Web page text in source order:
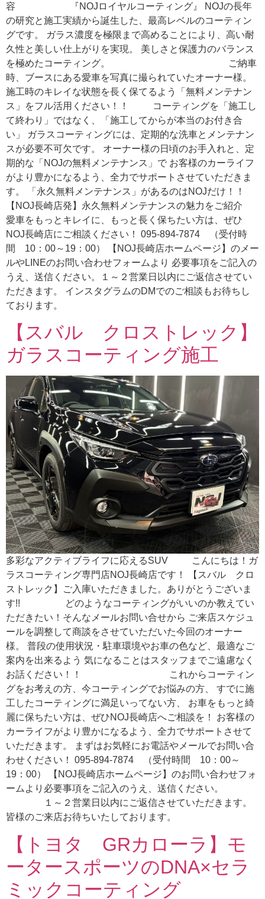
容 『NOJロイヤルコーティング』 NOJの長年
の研究と施工実績から誕生した、最高レベルのコーティン
グです。 ガラス濃度を極限まで高めることにより、高い耐
久性と美しい仕上がりを実現。 美しさと保護力のバランス
を極めたコーティング。 ご納車
時、ブースにある愛車を写真に撮られていたオーナー様。
施工時のキレイな状態を長く保てるよう「無料メンテナン
ス」をフル活用ください！！ コーティングを「施工し
て終わり」ではなく、「施工してからが本当のお付き合
い」 ガラスコーティングには、定期的な洗車とメンテナン
スが必要不可欠です。 オーナー様の日頃のお手入れと、定
期的な「NOJの無料メンテナンス」で お客様のカーライフ
がより豊かになるよう、全力でサポートさせていただきま
す。 「永久無料メンテナンス」があるのはNOJだけ！！
【NOJ長崎店発】永久無料メンテナンスの魅力をご紹介
愛車をもっとキレイに、もっと長く保ちたい方は、ぜひ
NOJ長崎店にご相談ください！ 095-894-7874 （受付時
間 10：00～19：00） 【NOJ長崎店ホームページ】のメー
ルやLINEのお問い合わせフォームより 必要事項をご記入の
うえ、送信ください。１～２営業日以内にご返信させてい
ただきます。 インスタグラムのDMでのご相談もお待ちし
ております。
【スバル クロストレック】
ガラスコーティング施工
多彩なアクティブライフに応えるSUV こんにちは！ガ
ラスコーティング専門店NOJ長崎店です！ 【スバル クロ
ストレック】ご入庫いただきました。ありがとうございま
す!! どのようなコーティングがいいのか教えてい
ただきたい！そんなメールお問い合せから ご来店スケジュ
ールを調整して商談をさせていただいた今回のオーナー
様。 普段の使用状況・駐車環境やお車の色など、最適なご
案内を出来るよう 気になることはスタッフまでご遠慮なく
お話ください！！ これからコーティン
グをお考えの方、今コーティングでお悩みの方、 すでに施
工したコーティングに満足いってない方、 お車をもっと綺
麗に保ちたい方は、ぜひNOJ長崎店へご相談を！ お客様の
カーライフがより豊かになるよう、全力でサポートさせて
いただきます。 まずはお気軽にお電話やメールでお問い合
わせください！ 095-894-7874 （受付時間 10：00～
19：00） 【NOJ長崎店ホームページ】のお問い合わせフォ
ームより必要事項をご記入のうえ、送信ください。
１～２営業日以内にご返信させていただきます。
皆様のご来店お待ちいたしております。
【トヨタ GRカローラ】モ
ータースポーツのDNA×セラ
ミックコーティング